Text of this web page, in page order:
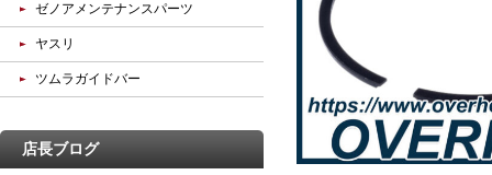
ゼノアメンテナンスパーツ
ヤスリ
ツムラガイドバー
店長ブログ